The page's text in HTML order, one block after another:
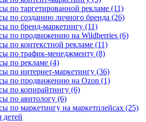
по таргетированной рекламе (11)
по созданию личного бренда (26)
по бренд-маркетингу (11)
по продвижению на Wildberries (6)
по контекстной рекламе (11)
по трафик-менеджменту (8)
по рекламе (4)
по интернет-маркетингу (36)
по продвижению на Ozon (1)
по копирайтингу (6)
по авитологу (6)
по маркетингу на маркетплейсах (25)
детей